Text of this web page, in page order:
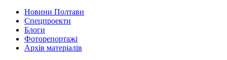
Новини Полтави
Спецпроекти
Блоги
Фоторепортажі
Архів матеріалів